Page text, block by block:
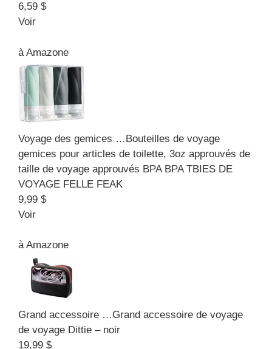
6,59 $
Voir
àAmazone
Voyage des gemices …Bouteilles de voyage
gemices pour articles de toilette, 3oz approuvés de
taille de voyage approuvés BPA BPA TBIES DE
VOYAGE FELLE FEAK
9,99 $
Voir
àAmazone
Grand accessoire …Grand accessoire de voyage
de voyage Dittie – noir
19,99 $